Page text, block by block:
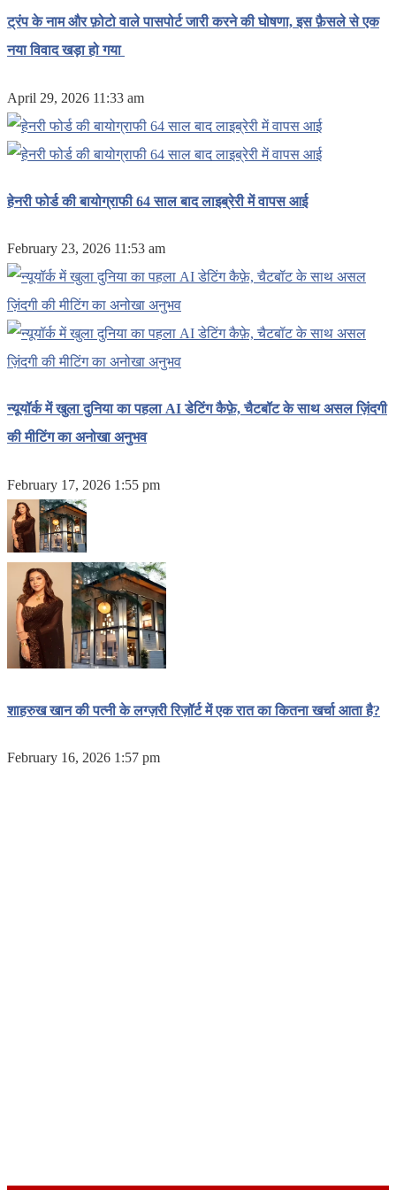
ट्रंप के नाम और फ़ोटो वाले पासपोर्ट जारी करने की घोषणा, इस फ़ैसले से एक
नया विवाद खड़ा हो गया
April 29, 2026 11:33 am
हेनरी फोर्ड की बायोग्राफी 64 साल बाद लाइब्रेरी में वापस आई
February 23, 2026 11:53 am
न्यूयॉर्क में खुला दुनिया का पहला AI डेटिंग कैफ़े, चैटबॉट के साथ असल ज़िंदगी
की मीटिंग का अनोखा अनुभव
February 17, 2026 1:55 pm
शाहरुख खान की पत्नी के लग्ज़री रिज़ॉर्ट में एक रात का कितना खर्चा आता है?
February 16, 2026 1:57 pm